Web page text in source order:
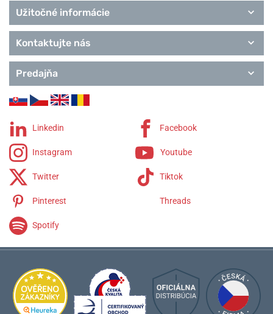
Užitočné informácie
Kontaktujte nás
Predajňa
Linkedin Facebook
Instagram Youtube
Twitter Tiktok
Pinterest Threads
Spotify